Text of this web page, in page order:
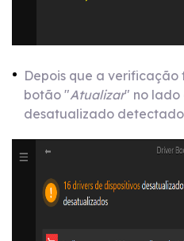
Depois que a
botão "Atualizar" no
desatualizado